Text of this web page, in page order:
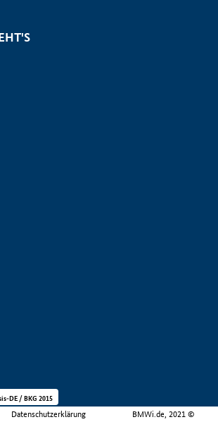
Datenschutzerklärung BMWi.de, 2021 ©
DE / BKG 2015